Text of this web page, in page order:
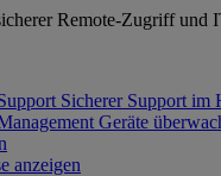
Remote-Zugriff und
Sicherer Support im
Geräte
anzeigen